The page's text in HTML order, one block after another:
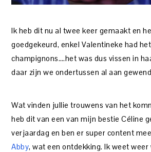
Ik heb dit nu al twee keer gemaakt en
goedgekeurd, enkel Valentineke had
champignons….het was dus vissen in
daar zijn we ondertussen al aan
Wat vinden jullie trouwens van het
heb dit van een van mijn bestie Céline
verjaardag en ben er super content
Abby, wat een ontdekking. Ik weet